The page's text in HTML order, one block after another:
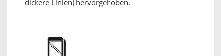
dickere Linien) hervorgehoben.